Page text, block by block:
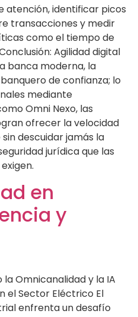
atención, identificar picos
transacciones y medir
como el tiempo de
Agilidad digital
banca moderna, la
de confianza; lo
mediante
Omni Nexo, las
ofrecer la velocidad
descuidar jamás la
jurídica que las
en
y
Omnicanalidad y la IA
el Sector Eléctrico El
enfrenta un desafío